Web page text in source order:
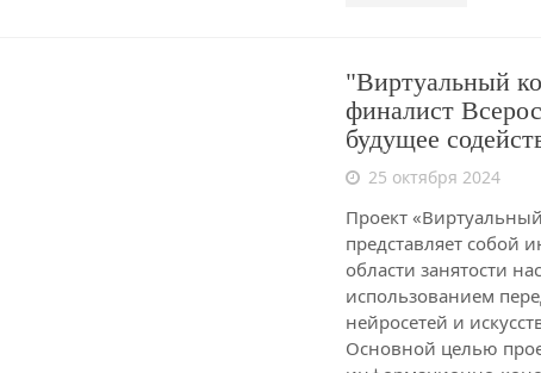
"Виртуальный
финалист
будущее
25 октября 2024
Проект
представляет собой
области занятости
использованием
нейросетей и
Основной целью